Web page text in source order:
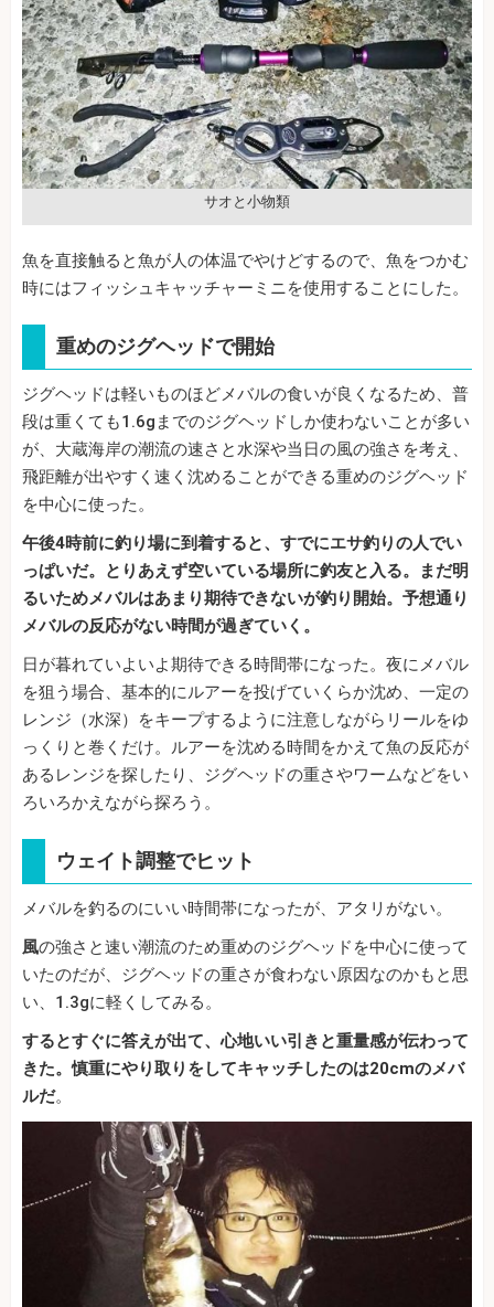
サオと小物類
魚を直接触ると魚が人の体温でやけどするので、魚をつかむ
時にはフィッシュキャッチャーミニを使用することにした。
重めのジグヘッドで開始
ジグヘッドは軽いものほどメバルの食いが良くなるため、普
段は重くても1.6gまでのジグヘッドしか使わないことが多い
が、大蔵海岸の潮流の速さと水深や当日の風の強さを考え、
飛距離が出やすく速く沈めることができる重めのジグヘッド
を中心に使った。
午後4時前に釣り場に到着すると、すでにエサ釣りの人でい
っぱいだ。とりあえず空いている場所に釣友と入る。まだ明
るいためメバルはあまり期待できないが釣り開始。予想通り
メバルの反応がない時間が過ぎていく。
日が暮れていよいよ期待できる時間帯になった。夜にメバル
を狙う場合、基本的にルアーを投げていくらか沈め、一定の
レンジ（水深）をキープするように注意しながらリールをゆ
っくりと巻くだけ。ルアーを沈める時間をかえて魚の反応が
あるレンジを探したり、ジグヘッドの重さやワームなどをい
ろいろかえながら探ろう。
ウェイト調整でヒット
メバルを釣るのにいい時間帯になったが、アタリがない。
風の強さと速い潮流のため重めのジグヘッドを中心に使って
いたのだが、ジグヘッドの重さが食わない原因なのかもと思
い、1.3gに軽くしてみる。
するとすぐに答えが出て、心地いい引きと重量感が伝わって
きた。慎重にやり取りをしてキャッチしたのは20cmのメバ
ルだ。